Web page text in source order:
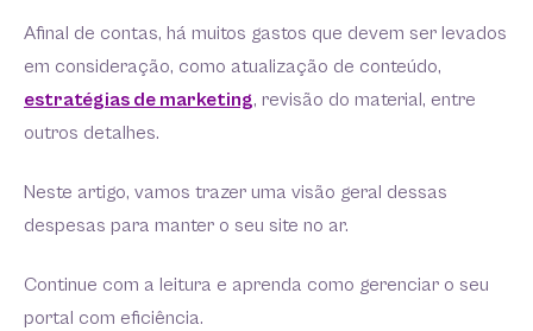
Afinal de contas, há muitos gastos que devem ser levados
em consideração, como atualização de conteúdo,
estratégias de marketing, revisão do material, entre
outros detalhes.
Neste artigo, vamos trazer uma visão geral dessas
despesas para manter o seu site no ar.
Continue com a leitura e aprenda como gerenciar o seu
portal com eficiência.